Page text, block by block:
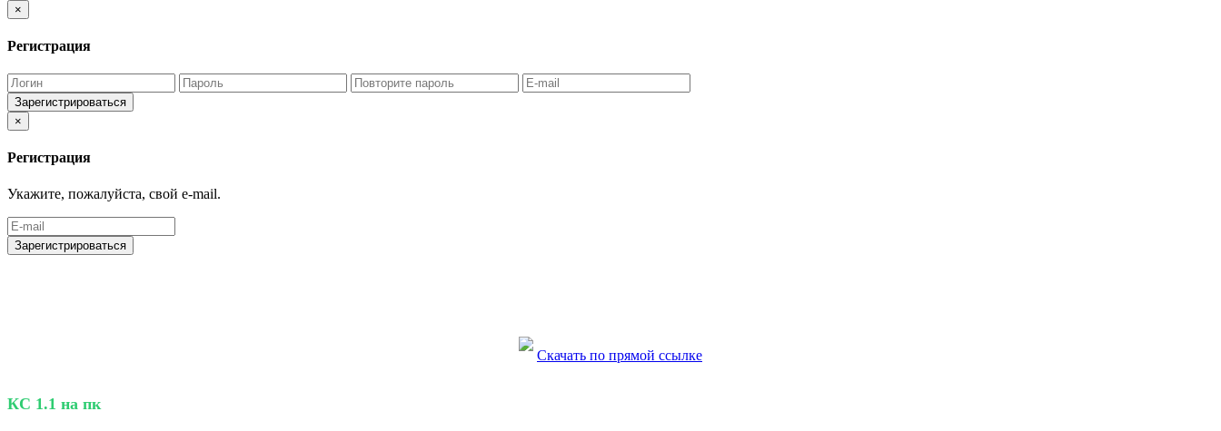
×
Регистрация
Зарегистрироваться
×
Регистрация
Укажите, пожалуйста, свой e-mail.
Зарегистрироваться
Скачать по прямой ссылке
КС 1.1 на пк